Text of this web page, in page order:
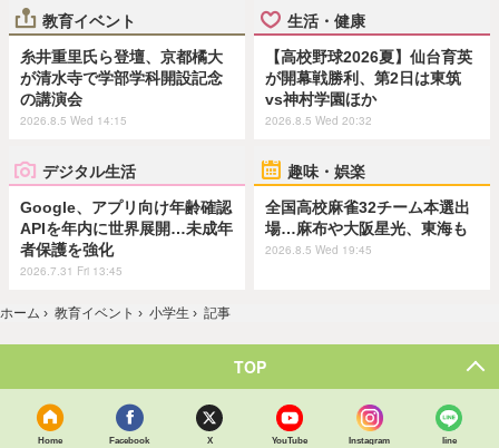
教育イベント
糸井重里氏ら登壇、京都橘大
が清水寺で学部学科開設記念
の講演会
2026.8.5 Wed 14:15
生活・健康
【高校野球2026夏】仙台育英
が開幕戦勝利、第2日は東筑
vs神村学園ほか
2026.8.5 Wed 20:32
デジタル生活
Google、アプリ向け年齢確認
APIを年内に世界展開…未成年
者保護を強化
2026.7.31 Fri 13:45
趣味・娯楽
全国高校麻雀32チーム本選出
場…麻布や大阪星光、東海も
2026.8.5 Wed 19:45
ホーム › 教育イベント › 小学生 › 記事
TOP
Home Facebook X YouTube Instagram line